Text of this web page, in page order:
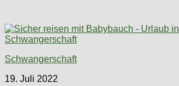
Schwangerschaft
19. Juli 2022